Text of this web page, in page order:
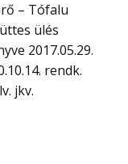
– Tófalu
ülés
2017.05.29.
rendk.
jkv.